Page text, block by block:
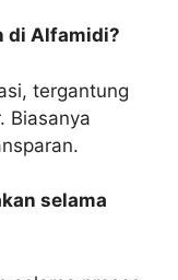
di Alfamidi?
tergantung
Biasanya
selama